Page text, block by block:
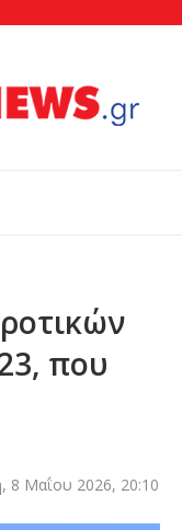
που
8 Μαΐου 2026, 20:10